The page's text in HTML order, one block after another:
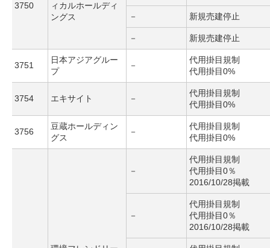
3750
ィカルホールディ
ングス
－ 新規売建停止
－ 新規売建停止
3751
日本アジアグルー
プ
－
代用掛目規制
代用掛目0%
3754 エキサイト －
代用掛目規制
代用掛目0%
3756
豆蔵ホールディン
グス
－
代用掛目規制
代用掛目0%
－
代用掛目規制
代用掛目0％
2016/10/28掲載
－
代用掛目規制
代用掛目0％
2016/10/28掲載